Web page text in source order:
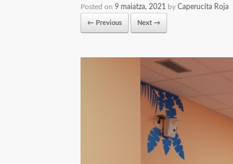
Posted on 9 maiatza, 2021 by Caperucita Roja
← Previous Next →